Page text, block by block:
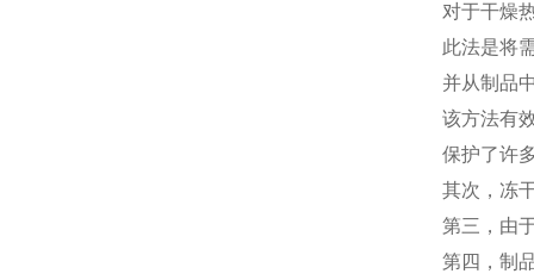
对于干燥
此法是将
并从制品
该方法有
保护了许
其次，冻
第三，由
第四，制